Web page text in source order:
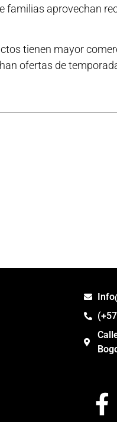
familias aprovechan
tienen mayor
ofertas de